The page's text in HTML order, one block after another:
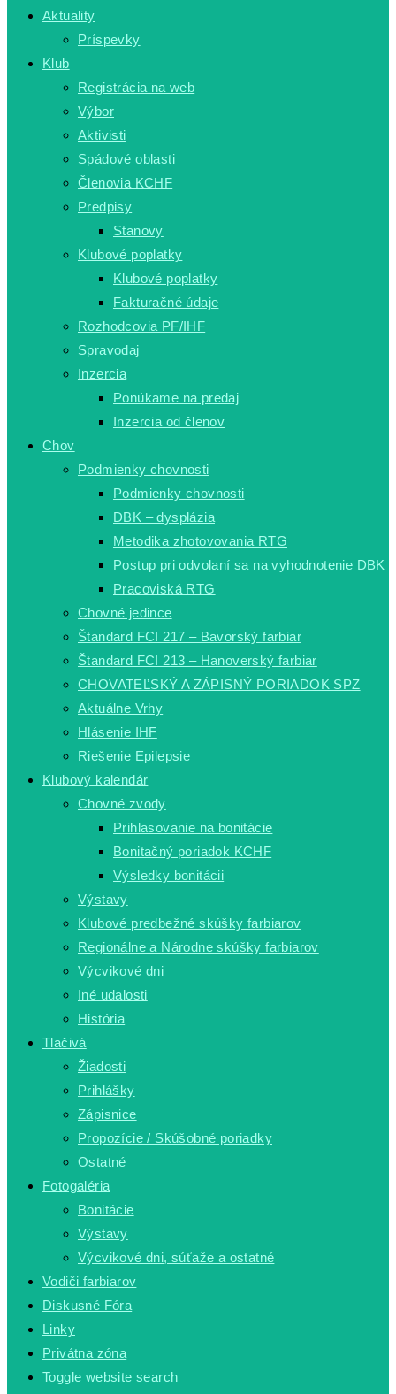
Aktuality
Príspevky
Klub
Registrácia na web
Výbor
Aktivisti
Spádové oblasti
Členovia KCHF
Predpisy
Stanovy
Klubové poplatky
Klubové poplatky
Fakturačné údaje
Rozhodcovia PF/IHF
Spravodaj
Inzercia
Ponúkame na predaj
Inzercia od členov
Chov
Podmienky chovnosti
Podmienky chovnosti
DBK – dysplázia
Metodika zhotovovania RTG
Postup pri odvolaní sa na vyhodnotenie DBK
Pracoviská RTG
Chovné jedince
Štandard FCI 217 – Bavorský farbiar
Štandard FCI 213 – Hanoverský farbiar
CHOVATEĽSKÝ A ZÁPISNÝ PORIADOK SPZ
Aktuálne Vrhy
Hlásenie IHF
Riešenie Epilepsie
Klubový kalendár
Chovné zvody
Prihlasovanie na bonitácie
Bonitačný poriadok KCHF
Výsledky bonitácii
Výstavy
Klubové predbežné skúšky farbiarov
Regionálne a Národne skúšky farbiarov
Výcvikové dni
Iné udalosti
História
Tlačivá
Žiadosti
Prihlášky
Zápisnice
Propozície / Skúšobné poriadky
Ostatné
Fotogaléria
Bonitácie
Výstavy
Výcvikové dni, súťaže a ostatné
Vodiči farbiarov
Diskusné Fóra
Linky
Privátna zóna
Toggle website search